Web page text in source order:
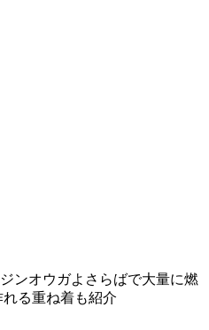
ジンオウガよさらばで大量に燃
る重ね着も紹介